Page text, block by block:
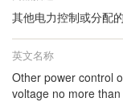
其他电力控制或分配
英文名称
Other power control
voltage no more